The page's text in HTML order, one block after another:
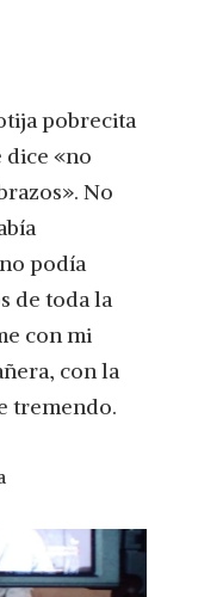
pobrecita
dice «no
No
podía
de toda la
con mi
con la
tremendo.